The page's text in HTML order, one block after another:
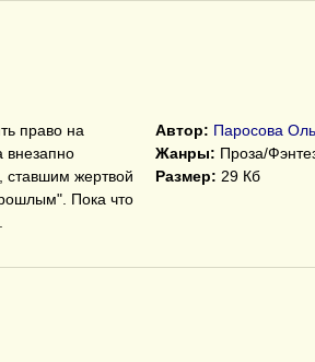
право на
внезапно
ставшим жертвой
Пока что
Автор: Паросова
Жанры: Проза/
Размер: 29 Кб